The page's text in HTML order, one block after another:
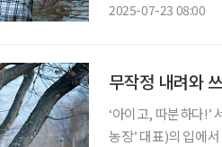
2025-07-23 08:00
무작정 내려와
‘아이고, 따분하다!’
농장’ 대표)의 입에